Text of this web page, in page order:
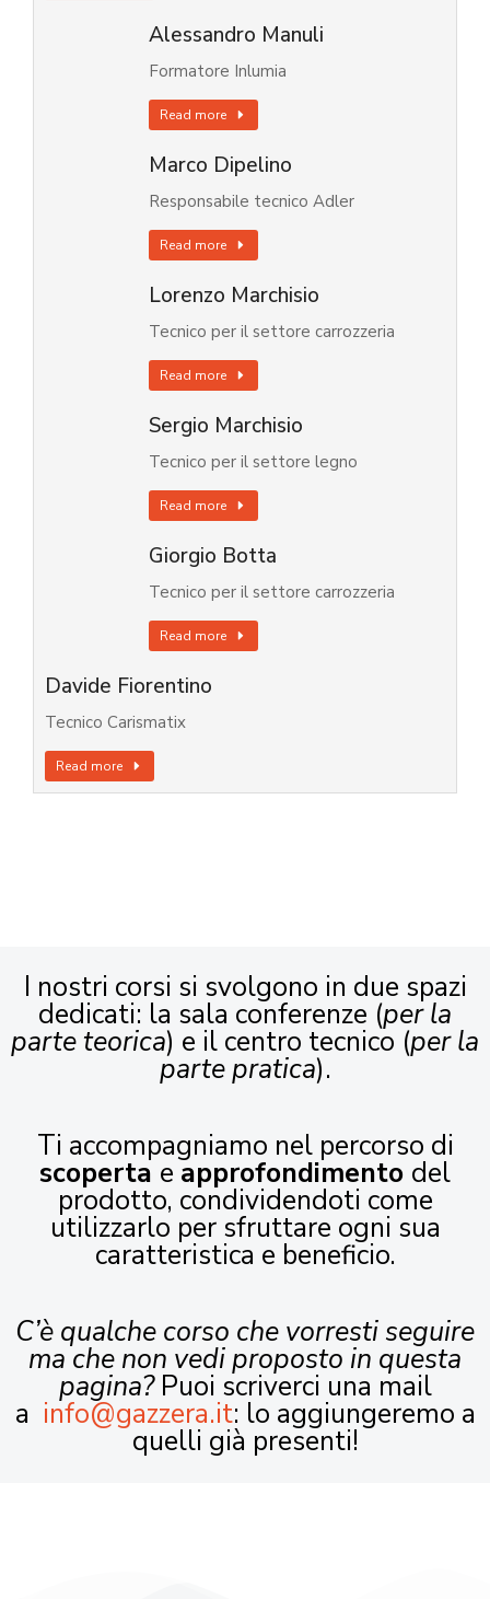
Alessandro Manuli
Formatore Inlumia
Read more
Marco Dipelino
Responsabile tecnico Adler
Read more
Lorenzo Marchisio
Tecnico per il settore carrozzeria
Read more
Sergio Marchisio
Tecnico per il settore legno
Read more
Giorgio Botta
Tecnico per il settore carrozzeria
Read more
Davide Fiorentino
Tecnico Carismatix
Read more
I nostri corsi si svolgono in due spazi
dedicati: la sala conferenze (per la
parte teorica) e il centro tecnico (per la
parte pratica).
Ti accompagniamo nel percorso di
scoperta e approfondimento del
prodotto, condividendoti come
utilizzarlo per sfruttare ogni sua
caratteristica e beneficio.
C’è qualche corso che vorresti seguire
ma che non vedi proposto in questa
pagina?Puoi scriverci una mail
a info@gazzera.it: lo aggiungeremo a
quelli già presenti!